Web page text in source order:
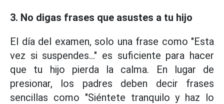
3. No digas frases que asustes a tu hijo
El día del examen, solo una frase como "Esta
vez si suspendes..." es suficiente para hacer
que tu hijo pierda la calma. En lugar de
presionar, los padres deben decir frases
sencillas como "Siéntete tranquilo y haz lo